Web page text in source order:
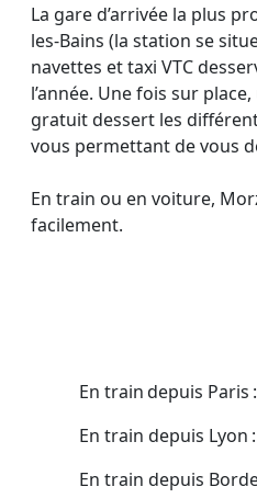
La gare d’arrivée la plus
les-Bains (la station se
navettes et taxi VTC
l’année. Une fois sur
gratuit dessert les
vous permettant de vous
En train ou en voiture,
facilement.
En train depuis Paris
En train depuis Lyon
En train depuis